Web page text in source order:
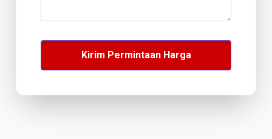
Kirim Permintaan Harga